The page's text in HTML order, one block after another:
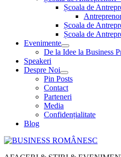
Școala de
Școala de
Școala de
Evenimente
De la Idee la Business
Speakeri
Despre Noi
Pin Posts
Contact
Parteneri
Media
Confidențialitate
Blog